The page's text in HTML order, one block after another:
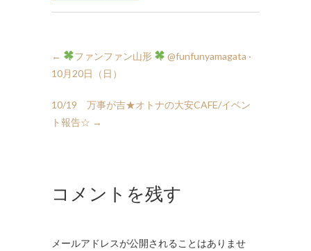
← ファンファン山形
10月20日（日）
10/19 万事が吉★オトナの大安CAFE/イベン
ト報告☆ →
コメントを残す
メールアドレスが公開されることはありませ